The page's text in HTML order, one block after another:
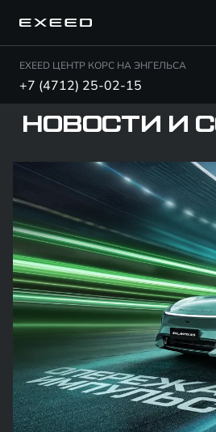
EXEED ЦЕНТР КОРС НА ЭНГЕЛЬСА
+7 (4712) 25-02-15
НОВОСТИ И